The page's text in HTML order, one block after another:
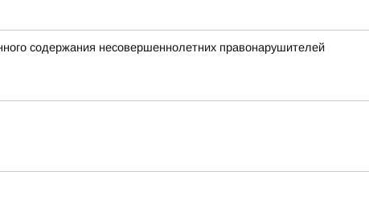
содержания несовершеннолетних правонарушителей